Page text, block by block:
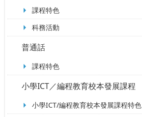
課程特色
科務活動
普通話
課程特色
小學ICT／編程教育校本發展課程
小學ICT/編程教育校本發展課程特色